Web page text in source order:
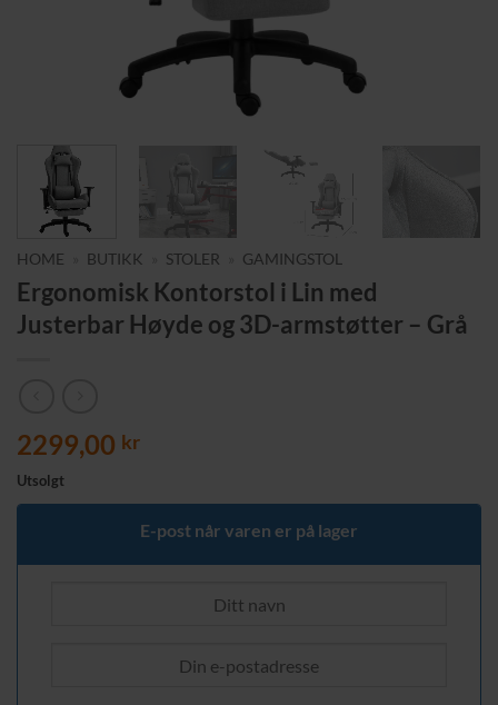
HOME BUTIKK STOLER GAMINGSTOL
Ergonomisk Kontorstol i Lin med
Justerbar Høyde og 3D-armstøtter – Grå
2299,00 kr
Utsolgt
E-post når varen er på lager